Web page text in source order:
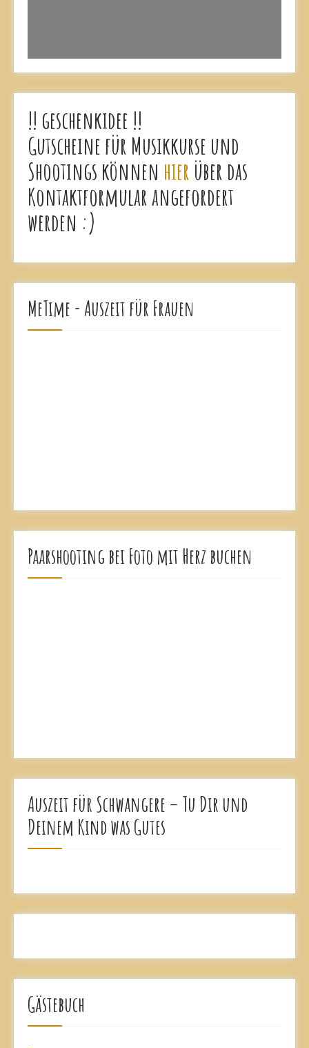
!! geschenkidee !!
Gutscheine für Musikkurse und
Shootings können hier über das
Kontaktformular angefordert
werden :)
MeTime - Auszeit für Frauen
Paarshooting bei Foto mit Herz buchen
Auszeit für Schwangere – Tu Dir und
Deinem Kind was Gutes
Gästebuch